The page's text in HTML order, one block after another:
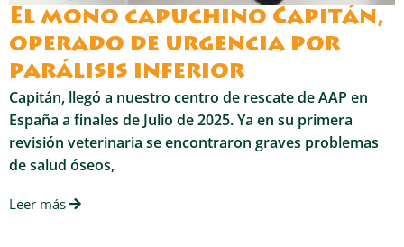
El mono capuchino Capitán,
operado de urgencia por
parálisis inferior
Capitán, llegó a nuestro centro de rescate de AAP en
España a finales de Julio de 2025. Ya en su primera
revisión veterinaria se encontraron graves problemas
de salud óseos,
Leer más